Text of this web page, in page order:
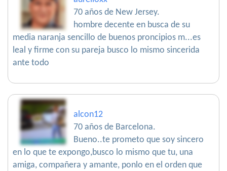
70 años de New Jersey.
hombre decente en busca de su
media naranja sencillo de buenos proncipios m...es
leal y firme con su pareja busco lo mismo sincerida
ante todo
alcon12
70 años de Barcelona.
Bueno..te prometo que soy sincero
en lo que te expongo,busco lo mismo que tu, una
amiga, compañera y amante, ponlo en el orden que